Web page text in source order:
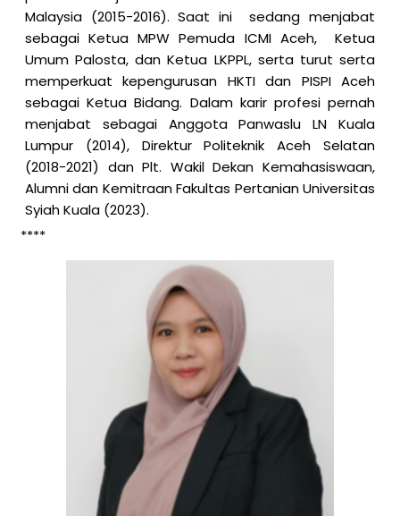
Malaysia (2015-2016). Saat ini sedang menjabat
sebagai Ketua MPW Pemuda ICMI Aceh, Ketua
Umum Palosta, dan Ketua LKPPL, serta turut serta
memperkuat kepengurusan HKTI dan PISPI Aceh
sebagai Ketua Bidang. Dalam karir profesi pernah
menjabat sebagai Anggota Panwaslu LN Kuala
Lumpur (2014), Direktur Politeknik Aceh Selatan
(2018-2021) dan Plt. Wakil Dekan Kemahasiswaan,
Alumni dan Kemitraan Fakultas Pertanian Universitas
Syiah Kuala (2023).
****